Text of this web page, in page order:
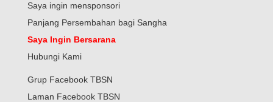
Saya ingin mensponsori
Panjang Persembahan bagi Sangha
Saya Ingin Bersarana
Hubungi Kami
Grup Facebook TBSN
Laman Facebook TBSN